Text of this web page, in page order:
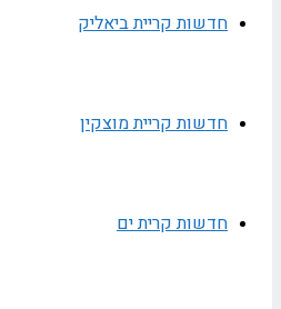
חדשות קריית ביאליק
חדשות קריית מוצקין
חדשות קרית ים